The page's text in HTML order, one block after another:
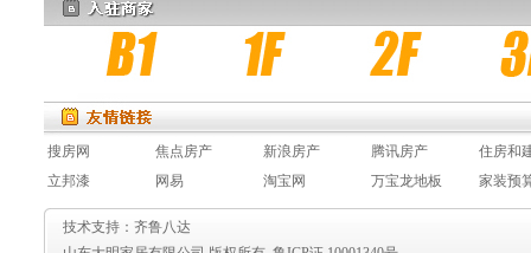
搜房网 焦点房产 新浪房产 腾讯房产
住房和
立邦漆
网易 淘宝网 万宝龙地板 家装预
技术支持：齐鲁八达